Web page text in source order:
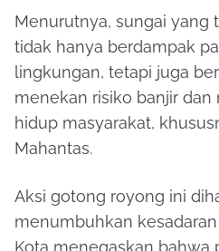
Menurutnya, sungai yang
tidak hanya berdampak
lingkungan, tetapi juga
menekan risiko banjir
hidup masyarakat,
Mahantas.
Aksi gotong royong ini
menumbuhkan
Kota menegaskan bahwa